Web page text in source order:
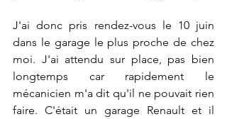
J'ai donc pris rendez-vous le 10 juin
dans le garage le plus proche de chez
moi. J'ai attendu sur place, pas bien
longtemps car rapidement le
mécanicien m'a dit qu'il ne pouvait rien
faire. C'était un garage Renault et il